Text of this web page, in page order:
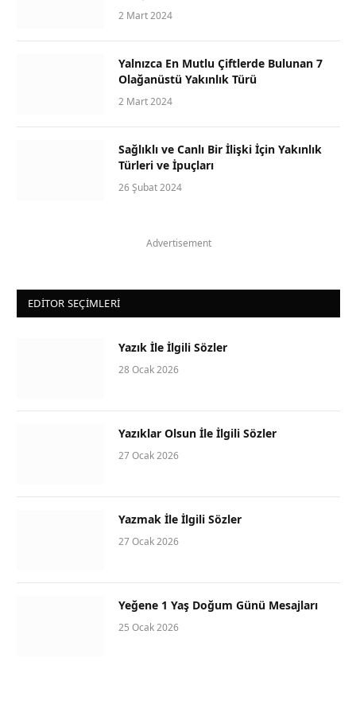
2 Mart 2024
Yalnızca En Mutlu Çiftlerde Bulunan 7
Olağanüstü Yakınlık Türü
2 Mart 2024
Sağlıklı ve Canlı Bir İlişki İçin Yakınlık
Türleri ve İpuçları
26 Şubat 2024
Advertisement
EDITOR SEÇIMLERI
Yazık İle İlgili Sözler
28 Ocak 2026
Yazıklar Olsun İle İlgili Sözler
27 Ocak 2026
Yazmak İle İlgili Sözler
27 Ocak 2026
Yeğene 1 Yaş Doğum Günü Mesajları
25 Ocak 2026